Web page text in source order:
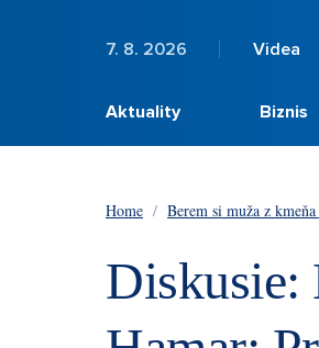
7. 8. 2026 Videa
Aktuality Biznis
Home / Berem si muža z
Diskusie: